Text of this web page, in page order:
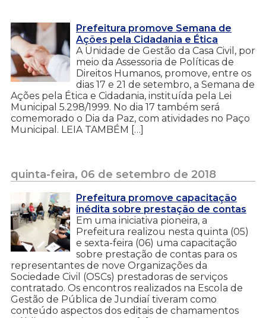
Prefeitura promove Semana de
Ações pela Cidadania e Ética
A Unidade de Gestão da Casa Civil, por
meio da Assessoria de Políticas de
Direitos Humanos, promove, entre os
dias 17 e 21 de setembro, a Semana de
Ações pela Ética e Cidadania, instituída pela Lei
Municipal 5.298/1999. No dia 17 também será
comemorado o Dia da Paz, com atividades no Paço
Municipal. LEIA TAMBÉM […]
quinta-feira, 06 de setembro de 2018
Prefeitura promove capacitação
inédita sobre prestação de contas
Em uma iniciativa pioneira, a
Prefeitura realizou nesta quinta (05)
e sexta-feira (06) uma capacitação
sobre prestação de contas para os
representantes de nove Organizações da
Sociedade Civil (OSCs) prestadoras de serviços
contratado. Os encontros realizados na Escola de
Gestão de Pública de Jundiaí tiveram como
conteúdo aspectos dos editais de chamamentos